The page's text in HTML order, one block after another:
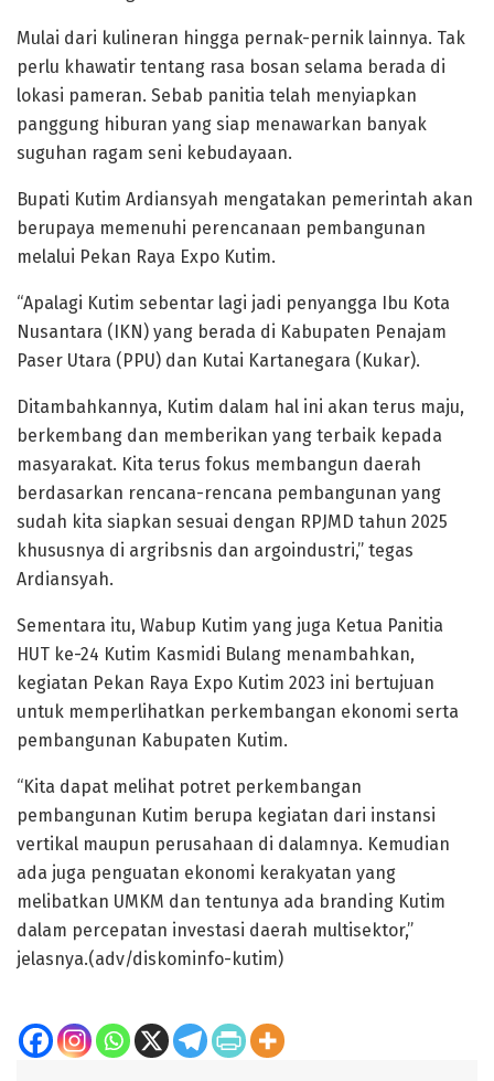
Mulai dari kulineran hingga pernak-pernik lainnya. Tak
perlu khawatir tentang rasa bosan selama berada di
lokasi pameran. Sebab panitia telah menyiapkan
panggung hiburan yang siap menawarkan banyak
suguhan ragam seni kebudayaan.
Bupati Kutim Ardiansyah mengatakan pemerintah akan
berupaya memenuhi perencanaan pembangunan
melalui Pekan Raya Expo Kutim.
“Apalagi Kutim sebentar lagi jadi penyangga Ibu Kota
Nusantara (IKN) yang berada di Kabupaten Penajam
Paser Utara (PPU) dan Kutai Kartanegara (Kukar).
Ditambahkannya, Kutim dalam hal ini akan terus maju,
berkembang dan memberikan yang terbaik kepada
masyarakat. Kita terus fokus membangun daerah
berdasarkan rencana-rencana pembangunan yang
sudah kita siapkan sesuai dengan RPJMD tahun 2025
khususnya di argribsnis dan argoindustri,” tegas
Ardiansyah.
Sementara itu, Wabup Kutim yang juga Ketua Panitia
HUT ke-24 Kutim Kasmidi Bulang menambahkan,
kegiatan Pekan Raya Expo Kutim 2023 ini bertujuan
untuk memperlihatkan perkembangan ekonomi serta
pembangunan Kabupaten Kutim.
“Kita dapat melihat potret perkembangan
pembangunan Kutim berupa kegiatan dari instansi
vertikal maupun perusahaan di dalamnya. Kemudian
ada juga penguatan ekonomi kerakyatan yang
melibatkan UMKM dan tentunya ada branding Kutim
dalam percepatan investasi daerah multisektor,”
jelasnya.(adv/diskominfo-kutim)